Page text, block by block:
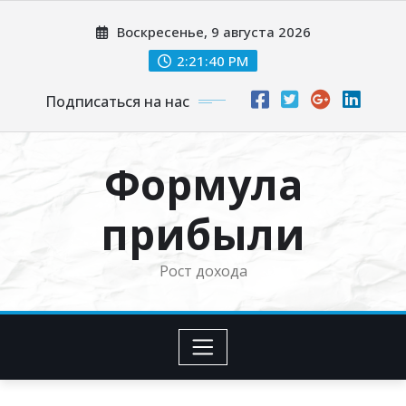
Воскресенье, 9 августа 2026
2:21:41 PM
Подписаться на нас
Формула
прибыли
Рост дохода